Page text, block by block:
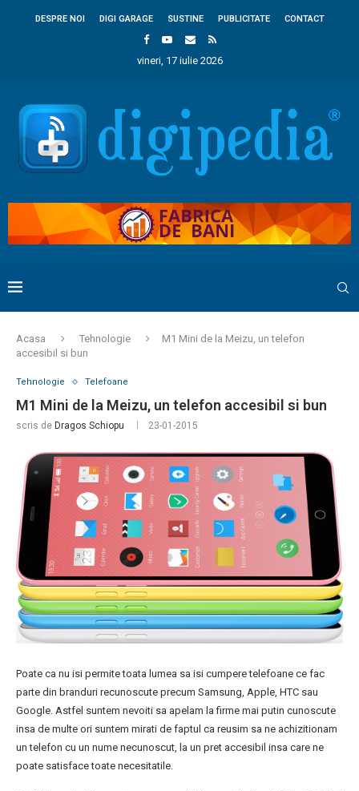
DESPRE NOI DIGI GARAGE SUSTINE PUBLICITATE CONTACT
vineri, 17 iulie 2026
Acasa Tehnologie
M1 Mini de la Meizu, un telefon
accesibil si bun
Tehnologie Telefoane
M1 Mini de la Meizu, un telefon accesibil si bun
scris de Dragos Schiopu 23-01-2015
Poate ca nu isi permite toata lumea sa isi cumpere telefoane ce fac
parte din branduri recunoscute precum Samsung, Apple, HTC sau
Google. Astfel suntem nevoiti sa apelam la firme mai putin cunoscute
insa de multe ori suntem mirati de faptul ca reusim sa ne achizitionam
un telefon cu un nume necunoscut, la un pret accesibil insa care ne
poate satisface toate necesitatile.